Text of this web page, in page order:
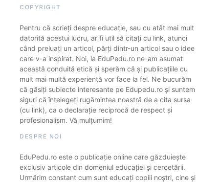
COPYRIGHT
Pentru că scrieți despre educație, sau cu atât mai mult
datorită acestui lucru, ar fi util să citați cu link, atunci
când preluați un articol, părți dintr-un articol sau o idee
care v-a inspirat. Noi, la EduPedu.ro ne-am asumat
această conduită etică și sperăm că și publicațiile cu
mult mai multă experiență vor face la fel. Ne bucurăm
că găsiți subiecte interesante pe Edupedu.ro și suntem
siguri că înțelegeți rugămintea noastră de a cita sursa
(cu link), ca o declarație reciprocă de respect și
profesionalism. Vă mulțumim!
DESPRE NOI
EduPedu.ro este o publicație online care găzduiește
exclusiv articole din domeniul educației și cercetării.
Urmărim constant cum sunt educați copiii noștri, cine și